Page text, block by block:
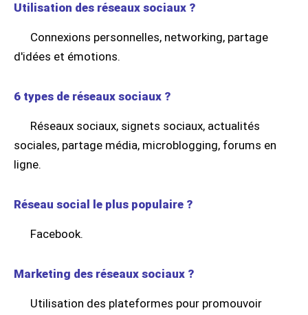
Utilisation des réseaux sociaux ?
Connexions personnelles, networking, partage
d'idées et émotions.
6 types de réseaux sociaux ?
Réseaux sociaux, signets sociaux, actualités
sociales, partage média, microblogging, forums en
ligne.
Réseau social le plus populaire ?
Facebook.
Marketing des réseaux sociaux ?
Utilisation des plateformes pour promouvoir